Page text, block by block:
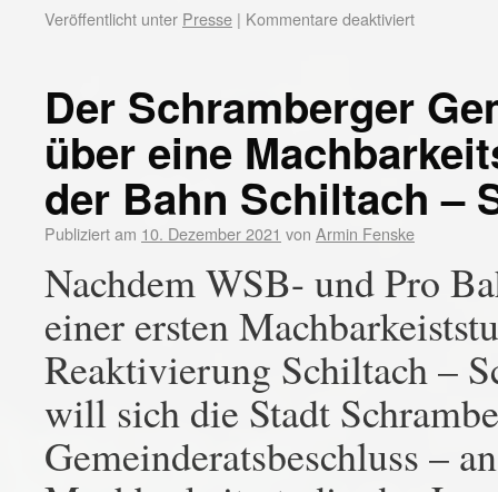
Veröffentlicht unter Presse | Kommentare deaktiviert
Der Schramberger
über eine
der Bahn Schiltach –
Publiziert am 10. Dezember 2021 von Armin Fenske
Nachdem WSB- und Pro
einer ersten
Reaktivierung Schiltach –
will sich die Stadt
Gemeinderatsbeschluss –